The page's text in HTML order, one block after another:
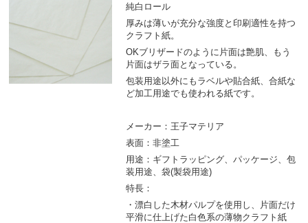
純白ロール
厚みは薄いが充分な強度と印刷適性を持つ
クラフト紙。
OKブリザードのように片面は艶肌、もう
片面はザラ面となっている。
包装用途以外にもラベルや貼合紙、合紙な
ど加工用途でも使われる紙です。
メーカー：王子マテリア
表面：非塗工
用途：ギフトラッピング、パッケージ、包
装用途、袋(製袋用途)
特長：
・漂白した木材パルプを使用し、片面だけ
平滑に仕上げた白色系の薄物クラフト紙